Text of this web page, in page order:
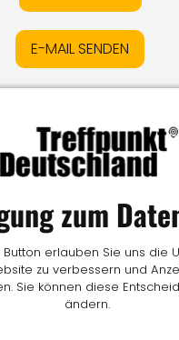
E-MAIL SENDEN
IOnline-
IKontaktI
© LW Medien GmbH
zum
Button erlauben Sie uns die
zu verbessern und
Sie können diese
ändern.